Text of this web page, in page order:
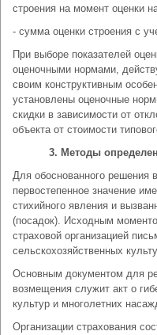
строения на момент оценки
- сумма оценки строения с
При выборе показателей
оценочными нормами,
своим конструктивным
установлены оценочные
скидки в зависимости от
объекта от стоимости
3. Методы
Для обоснованного решения
первостепенное значение
стихийного явления и
(посадок). Исходным
страховой организацией
сельскохозяйственных
Основным документом для
возмещения служит акт о
культур и многолетних
Организации страхования